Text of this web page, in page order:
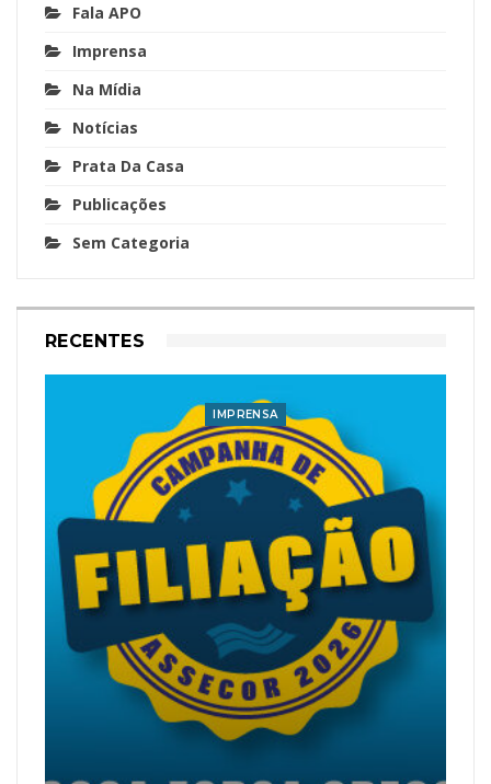
Fala APO
Imprensa
Na Mídia
Notícias
Prata Da Casa
Publicações
Sem Categoria
RECENTES
IMPRENSA